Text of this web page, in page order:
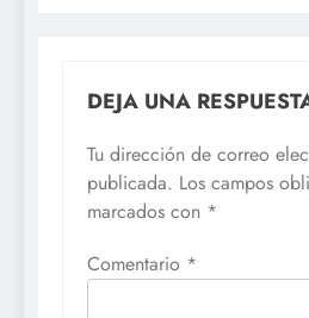
DEJA UNA
Tu dirección de correo
publicada. Los campos
marcados con *
Comentario *